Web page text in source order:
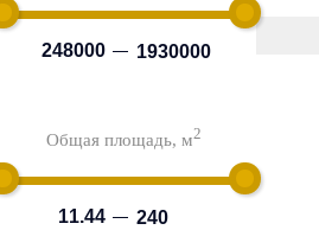
Общая площадь, м2